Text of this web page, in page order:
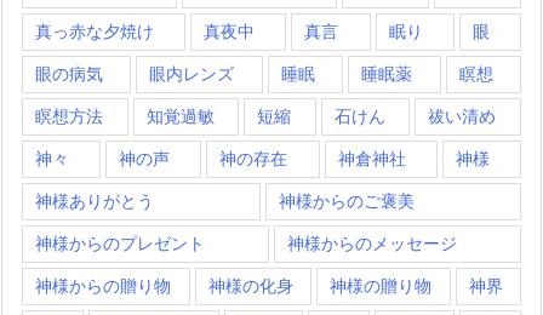
真っ赤な夕焼け 真夜中 真言 眠り 眼
眼の病気 眼内レンズ 睡眠 睡眠薬 瞑想
瞑想方法 知覚過敏 短縮 石けん 祓い清め
神々 神の声 神の存在 神倉神社 神様
神様ありがとう 神様からのご褒美
神様からのプレゼント 神様からのメッセージ
神様からの贈り物 神様の化身 神様の贈り物 神界